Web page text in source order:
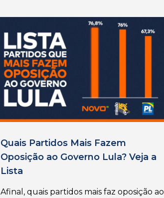
Quais Partidos Mais Fazem
Oposição ao Governo Lula? Veja a
Lista
Afinal, quais partidos mais faz oposição ao